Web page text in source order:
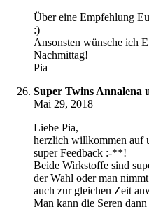
Über eine Empfehlung
:)
Ansonsten wünsche ich
Nachmittag!
Pia
Super Twins Annalena
Mai 29, 2018
Liebe Pia,
herzlich willkommen auf
super Feedback :-**!
Beide Wirkstoffe sind
der Wahl oder man
auch zur gleichen Zeit
Man kann die Seren